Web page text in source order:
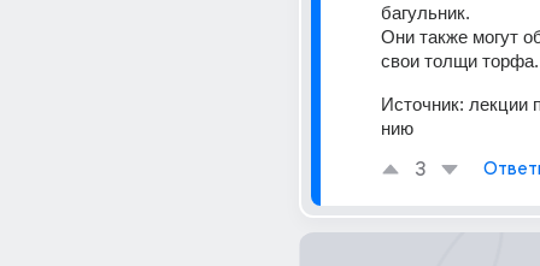
багульник.
Они также могут
свои толщи торфа.
Источник: лекции
нию
3